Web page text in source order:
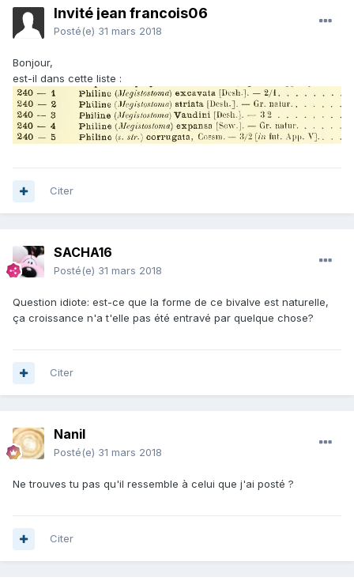
Invité jean francois06
Posté(e) 31 mars 2018
Bonjour,
est-il dans cette liste :
Citer
SACHA16
Posté(e) 31 mars 2018
Question idiote: est-ce que la forme de ce bivalve est naturelle,
ça croissance n'a t'elle pas été entravé par quelque chose?
Citer
Nanil
Posté(e) 31 mars 2018
Ne trouves tu pas qu'il ressemble à celui que j'ai posté ?
Citer